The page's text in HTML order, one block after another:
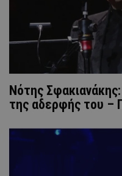
Νότης
της αδερφής του –